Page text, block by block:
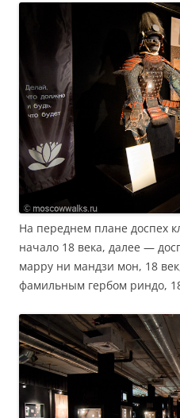
На переднем плане доспех
начало 18 века, далее —
марру ни мандзи мон, 18
фамильным гербом риндо,